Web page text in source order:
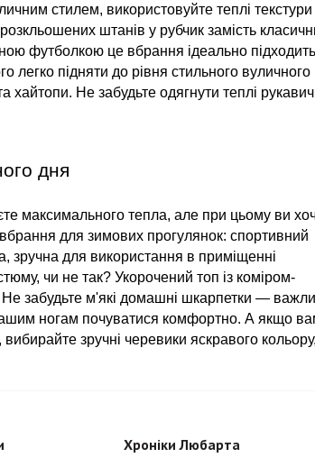
стилем, використовуйте теплі текстури
штанів у рубчик замість
футболкою це вбрання ідеально
підняти до рівня стильного вуличного
хайтопи. Не забудьте одягнути теплі
дня
максимального тепла, але при цьому ви
для зимових прогулянок: спортивний
зручна для використання в приміщенні
чи не так? Укорочений топ із коміром-
забудьте м'які домашні шкарпетки —
ногам почуватися комфортно. А якщо
зручні черевики яскравого кольору,
Хроніки Любарта